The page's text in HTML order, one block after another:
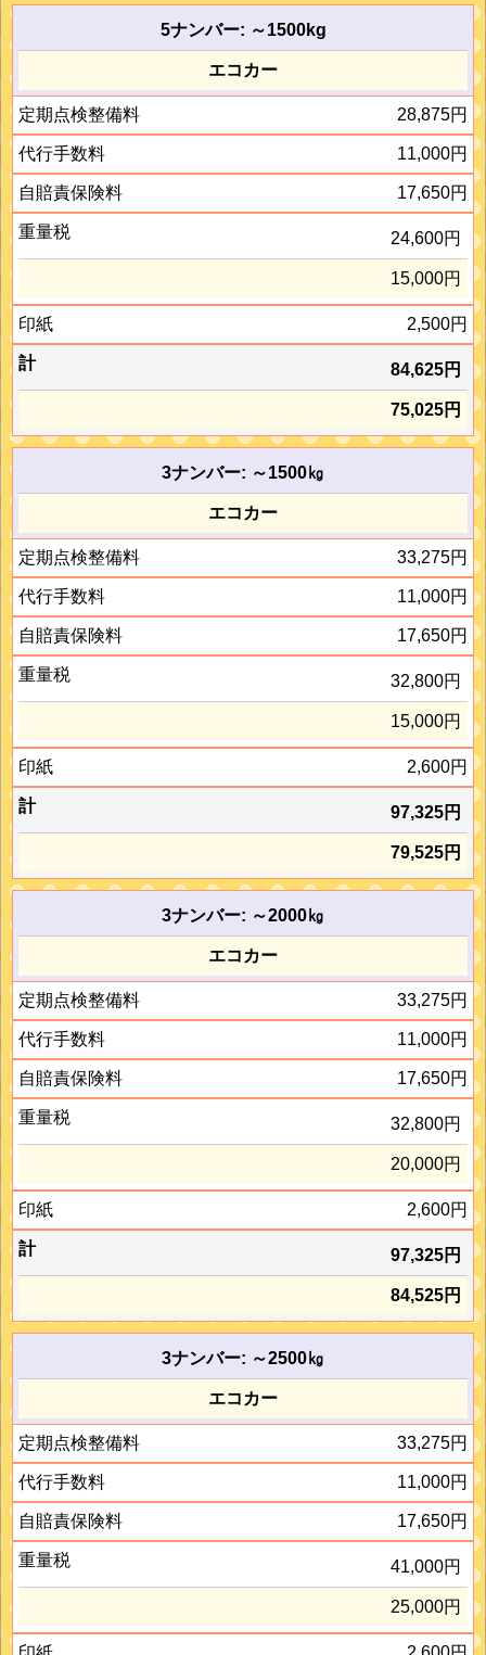
5ナンバー: ～1500kg
エコカー
28,875円
11,000円
17,650円
24,600円
15,000円
2,500円
84,625円
75,025円
3ナンバー: ～1500㎏
エコカー
33,275円
11,000円
17,650円
32,800円
15,000円
2,600円
97,325円
79,525円
3ナンバー: ～2000㎏
エコカー
33,275円
11,000円
17,650円
32,800円
20,000円
2,600円
97,325円
84,525円
3ナンバー: ～2500㎏
エコカー
33,275円
11,000円
17,650円
41,000円
25,000円